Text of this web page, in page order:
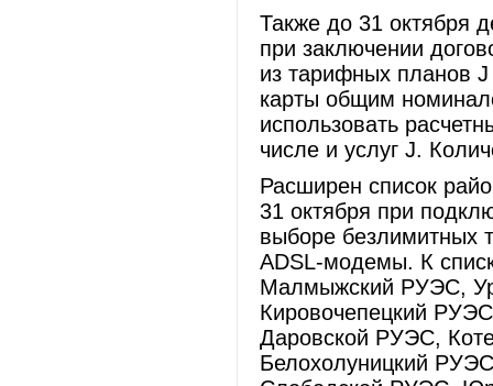
Также до 31 октября
при заключении
из тарифных планов
карты общим
использовать
числе и услуг J.
Расширен список
31 октября при
выборе безлимитных
ADSL-модемы. К
Малмыжский РУЭС,
Кировочепецкий
Даровской РУЭС,
Белохолуницкий